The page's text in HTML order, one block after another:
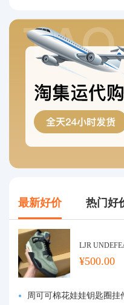
最新好价 热门好
LJR
¥500.00
周可可棉花娃娃钥匙圈挂